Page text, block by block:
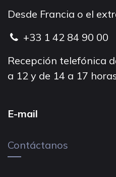
Desde Francia o el
+33 1 42 84 90 00
Recepción telefónica
a 12 y de 14 a 17
E-mail
Contáctanos